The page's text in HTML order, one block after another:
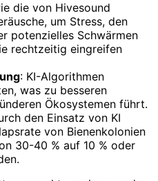
die von Hivesound
um Stress, den
potenzielles Schwärmen
rechtzeitig eingreifen
: KI-Algorithmen
was zu besseren
Ökosystemen führt.
den Einsatz von KI
von Bienenkolonien
30-40 % auf 10 % oder